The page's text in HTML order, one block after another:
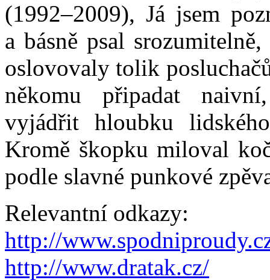
(1992–2009), Já jsem
a básně psal
oslovovaly tolik
někomu připadat
vyjádřit hloubku
Kromě škopku miloval
podle slavné punkové
Relevantní odkazy:
http://
http://www.dratak.cz/